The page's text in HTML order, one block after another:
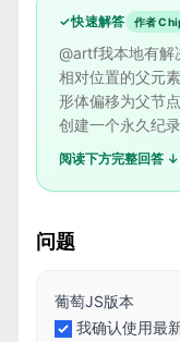
✓快速解答 作者
@artf我本地有解
相对位置的父元
形体偏移为父节
创建一个永久纪
阅读下方完整回答 ↓
问题
葡萄JS版本
我确认使用最